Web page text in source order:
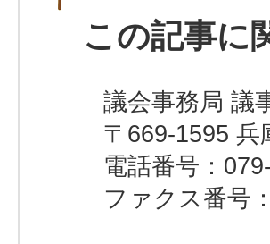
この記事に
議会事務局 議
〒669-1595 兵
電話番号：
ファクス番号